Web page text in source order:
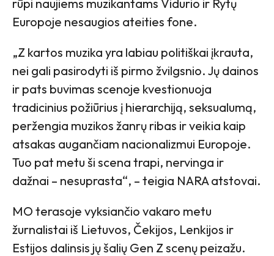
rūpi naujiems muzikantams Vidurio ir Rytų
Europoje nesaugios ateities fone.
„Z kartos muzika yra labiau politiškai įkrauta,
nei gali pasirodyti iš pirmo žvilgsnio. Jų dainos
ir pats buvimas scenoje kvestionuoja
tradicinius požiūrius į hierarchiją, seksualumą,
peržengia muzikos žanrų ribas ir veikia kaip
atsakas augančiam nacionalizmui Europoje.
Tuo pat metu ši scena trapi, nervinga ir
dažnai – nesuprasta“, – teigia NARA atstovai.
MO terasoje vyksiančio vakaro metu
žurnalistai iš Lietuvos, Čekijos, Lenkijos ir
Estijos dalinsis jų šalių Gen Z scenų peizažu.